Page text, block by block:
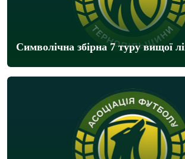
Символічна збірна 7 туру вищої